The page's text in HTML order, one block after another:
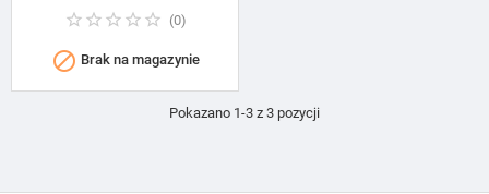
(0)
 Brak na magazynie
Pokazano 1-3 z 3 pozycji